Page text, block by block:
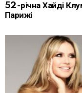
52-річна Хайді
Парижі